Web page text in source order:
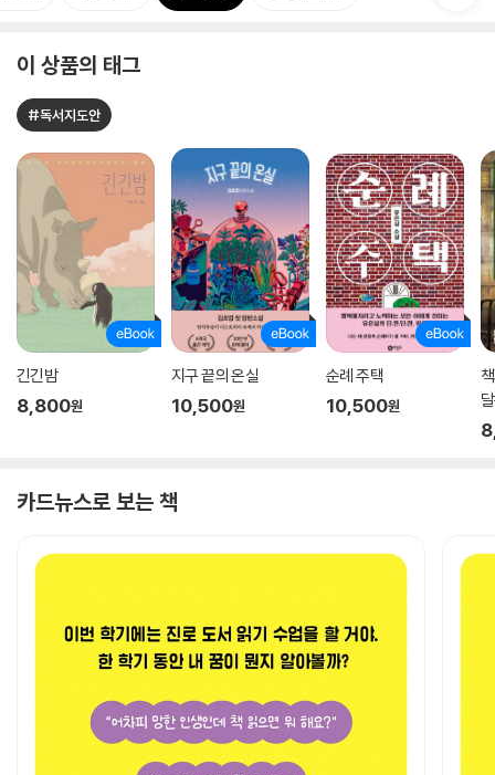
이 상품의 태그
#독서지도안
긴긴밤
8,800원
지구 끝의 온실
10,500원
순례 주택
10,500원
카드뉴스로 보는 책